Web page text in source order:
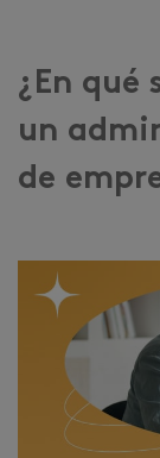
¿En qué
un
de